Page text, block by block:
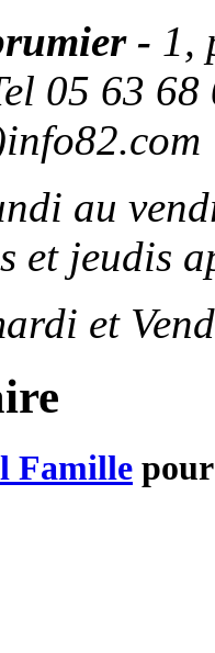
- 1,
05 63
au
et jeudis
et
Famille